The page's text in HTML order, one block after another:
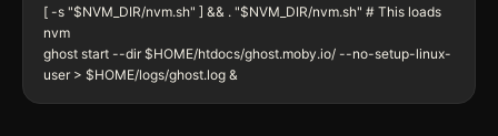
[ -s "$NVM_DIR/nvm.sh" ] && . "$NVM_DIR/nvm.sh" # This loads
nvm
ghost start --dir $HOME/htdocs/ghost.moby.io/ --no-setup-linux-
user > $HOME/logs/ghost.log &